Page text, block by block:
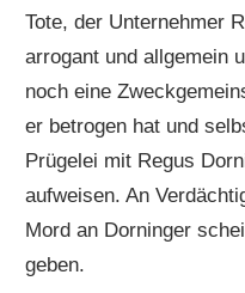
Tote, der Unternehmer
arrogant und allgemein
noch eine
er betrogen hat und
Prügelei mit Regus
aufweisen. An
Mord an Dorninger
geben.